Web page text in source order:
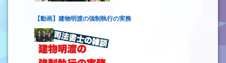
【動画】建物明渡の強制執行の実務